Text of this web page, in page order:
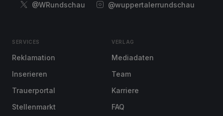
@WRundschau
@wuppertalerrundschau
SERVICES
Reklamation
Inserieren
Trauerportal
Stellenmarkt
VERLAG
Mediadaten
Team
Karriere
FAQ